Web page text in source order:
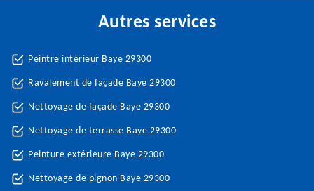
Autres services
Peintre intérieur Baye 29300
Ravalement de façade Baye 29300
Nettoyage de façade Baye 29300
Nettoyage de terrasse Baye 29300
Peinture extérieure Baye 29300
Nettoyage de pignon Baye 29300